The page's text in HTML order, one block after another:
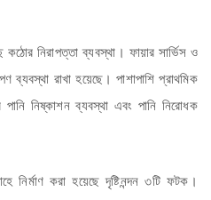
কঠোর নিরাপত্তা ব্যবস্থা। ফায়ার সার্ভিস ও
ব্যবস্থা রাখা হয়েছে। পাশাপাশি প্রাথমিক
পানি নিষ্কাশন ব্যবস্থা এবং পানি নিরোধক
নির্মাণ করা হয়েছে দৃষ্টিনন্দন ৩টি ফটক।